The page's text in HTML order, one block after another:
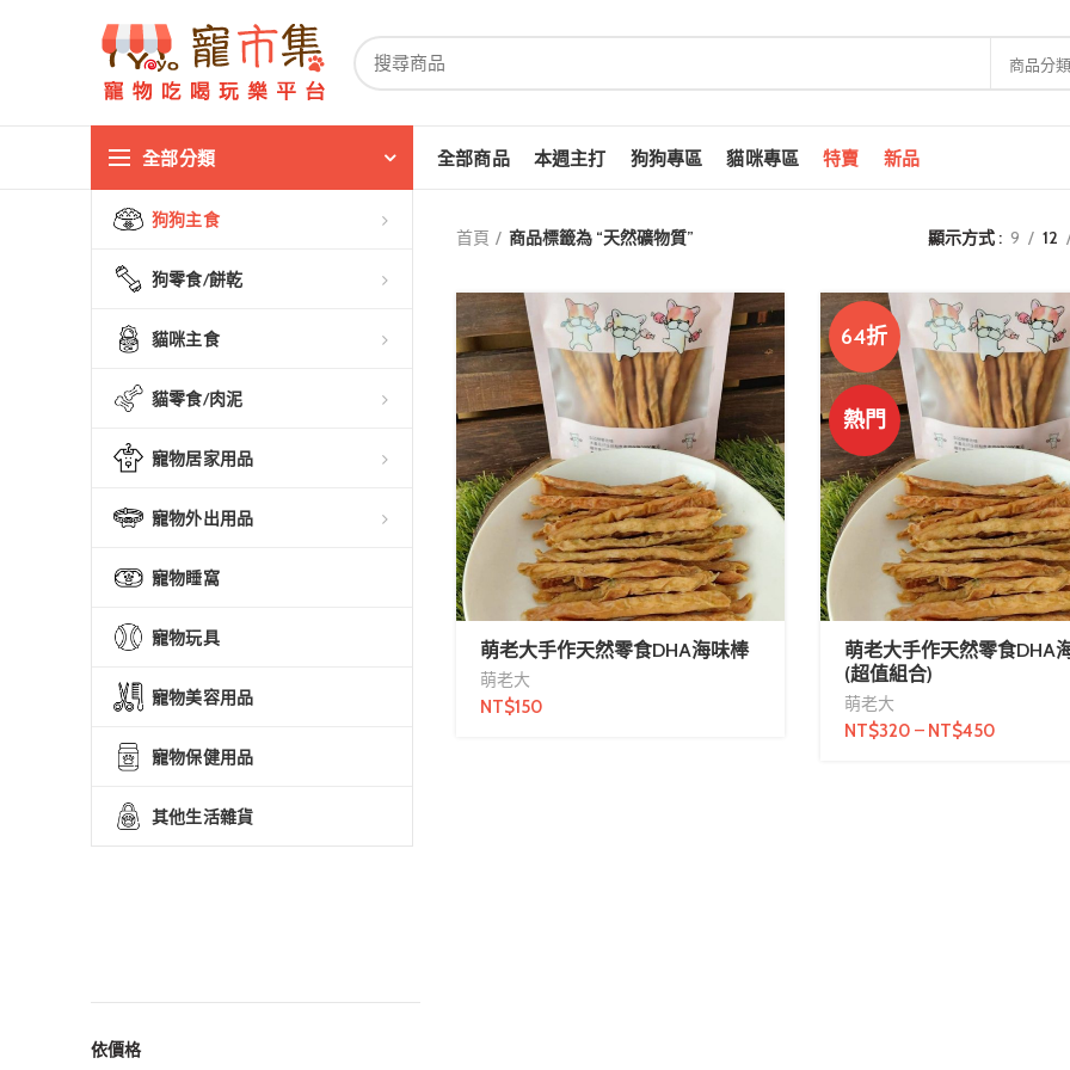
商品分類
全部分類
狗狗主食
狗零食/餅乾
貓咪主食
貓零食/肉泥
寵物居家用品
寵物外出用品
寵物睡窩
寵物玩具
寵物美容用品
寵物保健用品
其他生活雜貨
全部商品 本週主打 狗狗專區 貓咪專區 特賣 新品
依價格
首頁 商品標籤為 “天然礦物質” 顯示方式 9 12
萌老大手作天然零食DHA海味棒
萌老大
NT$150
64折
熱門
萌老大手作天然零食DHA
(超值組合)
萌老大
NT$320 – NT$450